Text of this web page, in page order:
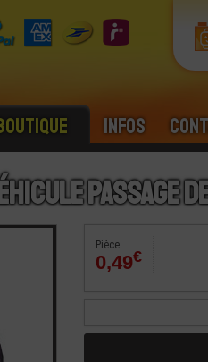
Infos
Passage
Pièce
0,49€